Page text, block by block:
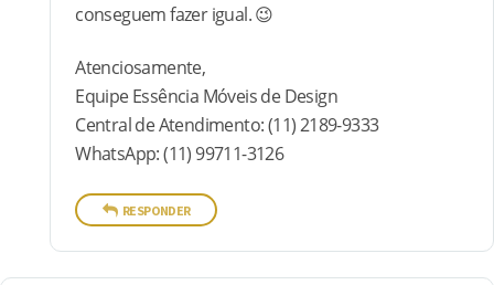
conseguem fazer igual. 😉
Atenciosamente,
Equipe Essência Móveis de Design
Central de Atendimento: (11) 2189-9333
WhatsApp: (11) 99711-3126
RESPONDER